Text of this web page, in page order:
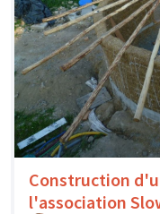
Construction
l'association